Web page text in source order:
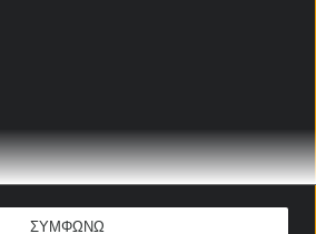
ΣΥΜΦΩΝΩ
Προσφορές: *Ισχύουν όροι και
προϋποθέσεις